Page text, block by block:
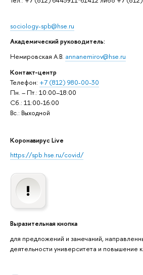
sociology-spb@hse.ru
Академический руководитель:
Немировская А.В. annanemirov@hse.ru
Контакт-центр
Телефон: +7 (812) 980-00-30
Пн. – Пт.: 10:00–18:00
Сб.: 11:00-16:00
Вс.: Выходной
Коронавирус Live
https://spb.hse.ru/covid/
Выразительная кнопка
для предложений и замечаний,
деятельности университета и повышение